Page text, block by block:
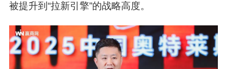
被提升到“拉新引擎”的战略高度。